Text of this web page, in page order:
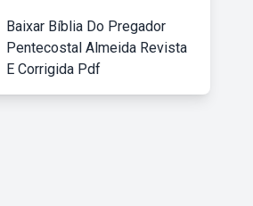
Baixar Bíblia Do Pregador
Pentecostal Almeida Revista
E Corrigida Pdf